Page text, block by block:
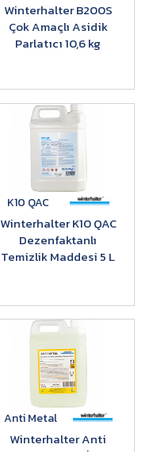
Winterhalter B200S
Çok Amaçlı Asidik
Parlatıcı 10,6 kg
K10 QAC
Winterhalter K10 QAC
Dezenfaktanlı
Temizlik Maddesi 5 L
Anti Metal
Winterhalter Anti